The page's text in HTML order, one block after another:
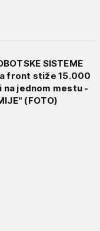
SISTEME
front stiže 15.000
na jednom mestu -
(FOTO)